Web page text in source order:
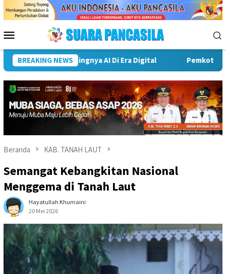
Menu
Mobile
BREAKING NEWS
Perkuat Program Adiwiyata, Cetak Generasi Peduli
Beranda KAB. TANAH LAUT
Semangat Kebangkitan Nasional
Menggema di Tanah Laut
Hayatullah Khumaini
20 Mei 2026